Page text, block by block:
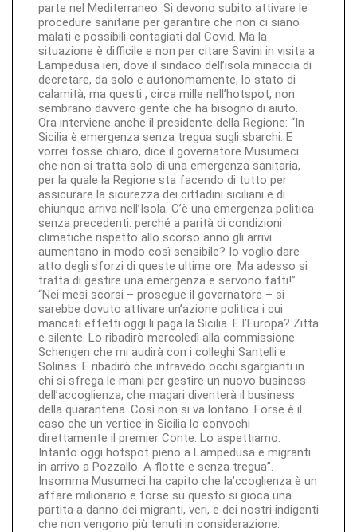
parte nel Mediterraneo. Si devono subito attivare le
procedure sanitarie per garantire che non ci siano
malati e possibili contagiati dal Covid. Ma la
situazione è difficile e non per citare Savini in visita a
Lampedusa ieri, dove il sindaco dell’isola minaccia di
decretare, da solo e autonomamente, lo stato di
calamità, ma questi , circa mille nell’hotspot, non
sembrano davvero gente che ha bisogno di aiuto.
Ora interviene anche il presidente della Regione: “In
Sicilia è emergenza senza tregua sugli sbarchi. E
vorrei fosse chiaro, dice il governatore Musumeci
che non si tratta solo di una emergenza sanitaria,
per la quale la Regione sta facendo di tutto per
assicurare la sicurezza dei cittadini siciliani e di
chiunque arriva nell’Isola. C’è una emergenza politica
senza precedenti: perché a parità di condizioni
climatiche rispetto allo scorso anno gli arrivi
aumentano in modo così sensibile? Io voglio dare
atto degli sforzi di queste ultime ore. Ma adesso si
tratta di gestire una emergenza e servono fatti!”
“Nei mesi scorsi – prosegue il governatore – si
sarebbe dovuto attivare un’azione politica i cui
mancati effetti oggi li paga la Sicilia. E l’Europa? Zitta
e silente. Lo ribadirò mercoledì alla commissione
Schengen che mi audirà con i colleghi Santelli e
Solinas. E ribadirò che intravedo occhi sgargianti in
chi si sfrega le mani per gestire un nuovo business
dell’accoglienza, che magari diventerà il business
della quarantena. Così non si va lontano. Forse è il
caso che un vertice in Sicilia lo convochi
direttamente il premier Conte. Lo aspettiamo.
Intanto oggi hotspot pieno a Lampedusa e migranti
in arrivo a Pozzallo. A flotte e senza tregua”.
Insomma Musumeci ha capito che la’ccoglienza è un
affare milionario e forse su questo si gioca una
partita a danno dei migranti, veri, e dei nostri indigenti
che non vengono più tenuti in considerazione.